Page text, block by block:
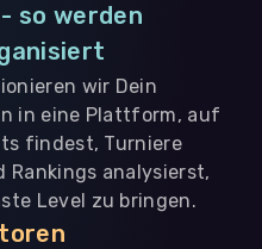
so werden
wir Dein
in eine Plattform, auf
findest, Turniere
analysierst,
Level zu bringen.